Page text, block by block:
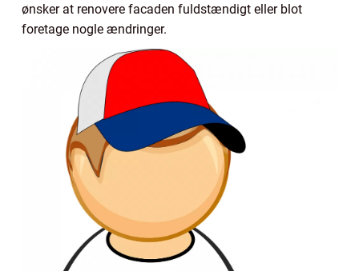
ønsker at renovere facaden fuldstændigt eller blot
foretage nogle ændringer.